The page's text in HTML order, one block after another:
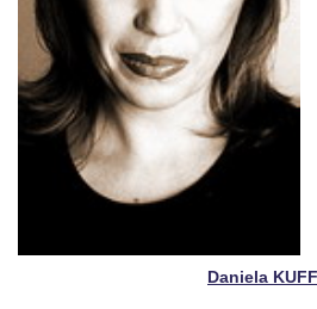
Daniela